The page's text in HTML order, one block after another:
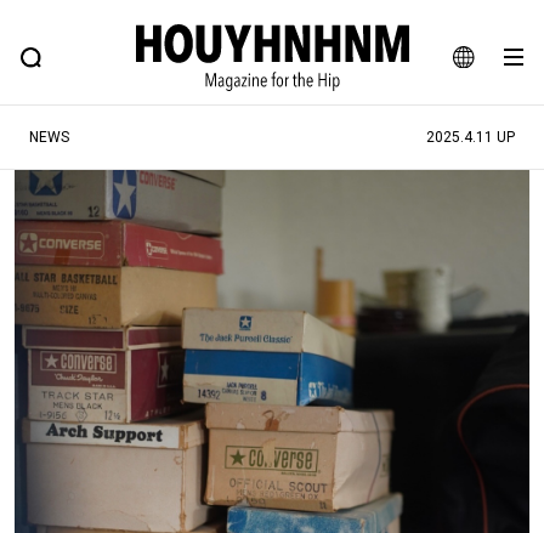
JA
EN
FEATURE BLOG SNAP
ヒップなファッション、カルチャー、ライフスタイルWEBマガジン
#注目のタグ
#SHOPPING ADDICT
#ESSENTIAL DESIGNS #古着サミット
#NEW VINTAGE #マイナーグッド図鑑
#路地裏てぃーん。 #MONTHLY JOURNAL
#GH 銘品の所以 #フイナムのYouTube
#Commune H #FOCUS IT
#FASHION #MUSIC #MOVIE
NEWS 2025.4.11 UP